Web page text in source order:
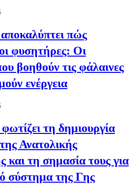
πώς
φυσητήρες: Οι
βοηθούν τις φάλαινες
ενέργεια
τη δημιουργία
Ανατολικής
και τη σημασία τους για
σύστημα της Γης